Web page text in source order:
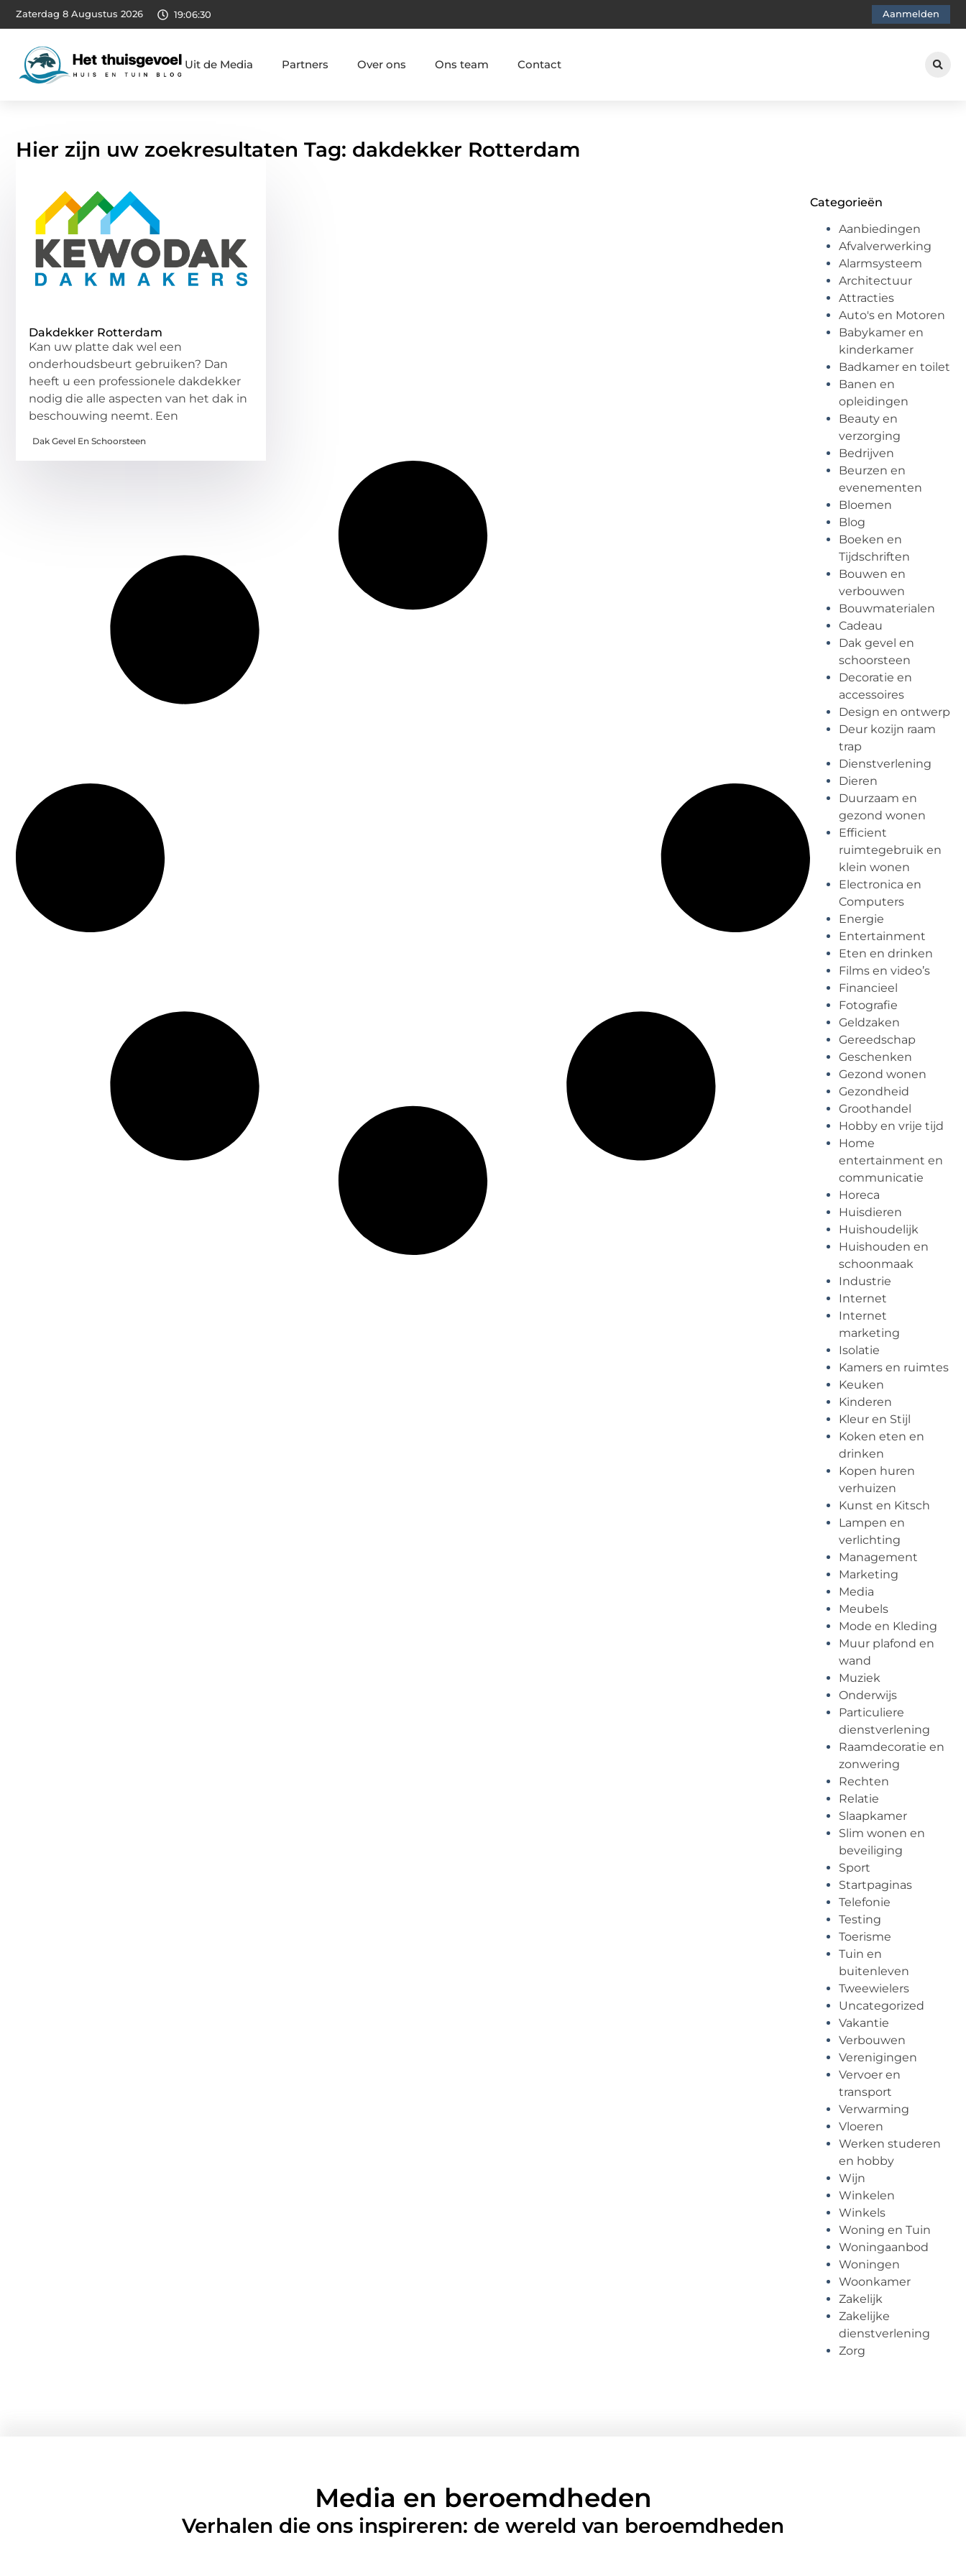
Zaterdag 8 Augustus 2026 19:06:31 Aanmelden
Uit de Media Partners Over ons Ons team Contact
Hier zijn uw zoekresultaten Tag: dakdekker Rotterdam
Dakdekker Rotterdam
Kan uw platte dak wel een
onderhoudsbeurt gebruiken? Dan
heeft u een professionele dakdekker
nodig die alle aspecten van het dak in
beschouwing neemt. Een
Dak Gevel En Schoorsteen
Categorieën
Aanbiedingen
Afvalverwerking
Alarmsysteem
Architectuur
Attracties
Auto's en Motoren
Babykamer en
kinderkamer
Badkamer en toilet
Banen en
opleidingen
Beauty en
verzorging
Bedrijven
Beurzen en
evenementen
Bloemen
Blog
Boeken en
Tijdschriften
Bouwen en
verbouwen
Bouwmaterialen
Cadeau
Dak gevel en
schoorsteen
Decoratie en
accessoires
Design en ontwerp
Deur kozijn raam
trap
Dienstverlening
Dieren
Duurzaam en
gezond wonen
Efficient
ruimtegebruik en
klein wonen
Electronica en
Computers
Energie
Entertainment
Eten en drinken
Films en video’s
Financieel
Fotografie
Geldzaken
Gereedschap
Geschenken
Gezond wonen
Gezondheid
Groothandel
Hobby en vrije tijd
Home
entertainment en
communicatie
Horeca
Huisdieren
Huishoudelijk
Huishouden en
schoonmaak
Industrie
Internet
Internet
marketing
Isolatie
Kamers en ruimtes
Keuken
Kinderen
Kleur en Stijl
Koken eten en
drinken
Kopen huren
verhuizen
Kunst en Kitsch
Lampen en
verlichting
Management
Marketing
Media
Meubels
Mode en Kleding
Muur plafond en
wand
Muziek
Onderwijs
Particuliere
dienstverlening
Raamdecoratie en
zonwering
Rechten
Relatie
Slaapkamer
Slim wonen en
beveiliging
Sport
Startpaginas
Telefonie
Testing
Toerisme
Tuin en
buitenleven
Tweewielers
Uncategorized
Vakantie
Verbouwen
Verenigingen
Vervoer en
transport
Verwarming
Vloeren
Werken studeren
en hobby
Wijn
Winkelen
Winkels
Woning en Tuin
Woningaanbod
Woningen
Woonkamer
Zakelijk
Zakelijke
dienstverlening
Zorg
Media en beroemdheden
Verhalen die ons inspireren: de wereld van beroemdheden